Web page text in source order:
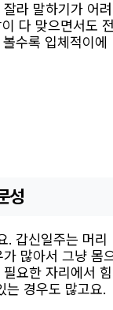
라 말하기가 어려
다 맞으면서도
수록 입체적이에
성
. 갑신일주는 머리
많아서 그냥 몸
요한 자리에서 힘
는 경우도 많고요.